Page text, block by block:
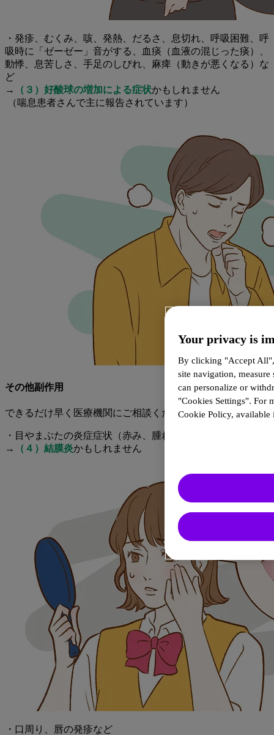
・ 発疹、むくみ、咳、発熱、だるさ、息切れ、呼吸困難、呼
吸時に「ゼーゼー」音がする、血痰（血液の混じった痰）、
動悸、息苦しさ、手足のしびれ、麻痺（動きが悪くなる）な
ど
→
（３）好酸球の増加による症状かもしれません
（喘息患者さんで主に報告されています）
その他副作用
できるだけ早く医療機関にご相談ください。
・目やまぶたの炎症症状（赤み、腫れ、かゆみ、乾燥など）
→
（４）結膜炎かもしれません
・口周り、唇の発疹など
Your privacy is
By clicking "Accept All",
site navigation,
can personalize or
"Cookies Settings". For
Cookie Policy, available